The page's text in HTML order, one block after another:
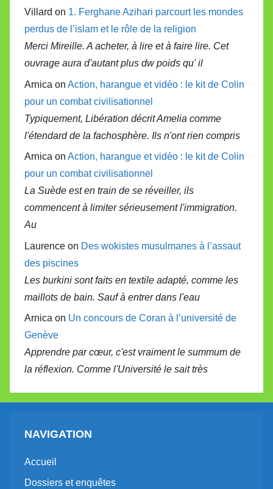
Villard on 1. Ferghane Azihari parcourt les mondes
perdus de l’islam et le rôle de la religion
Merci Mireille. A acheter, à lire et à faire lire. Cet
ouvrage aura d'autant plus dw poids qu' il
Arnica on Action, harangue et vidéo : le kit de Colin
pour un combat civilisationnel
Typiquement, Libération décrit Amelia comme
l'étendard de la fachosphère. Ils n'ont rien compris
Arnica on Action, harangue et vidéo : le kit de Colin
pour un combat civilisationnel
La Suède est en train de se réveiller, ils
commencent à limiter sérieusement l'immigration.
Au
Laurence on Des wokistes musulmanes à l’assaut
des piscines
Les burkini sont faits en textile adapté, comme les
maillots de bain. Sauf à entrer dans l'eau
Arnica on Un concours de Coran à l’université de
Genève
Apprendre par cœur, c'est vraiment le summum de
la réflexion. Comme l'Université le sait très
NAVIGATION
Accueil
Dossiers et enquêtes